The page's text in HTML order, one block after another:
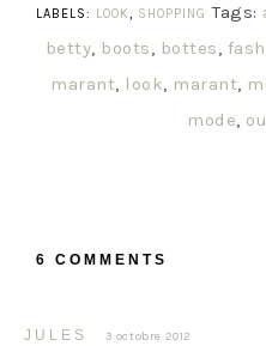
LABELS: LOOK, SHOPPING Tags:
betty, boots, bottes,
marant, look, marant,
mode,
6 COMMENTS
JULES 3 octobre 2012